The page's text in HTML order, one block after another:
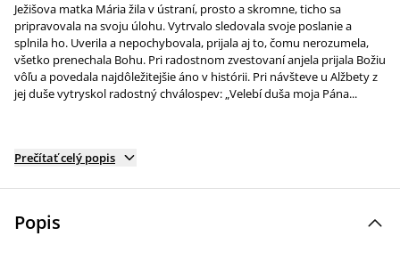
Ježišova matka Mária žila v ústraní, prosto a skromne, ticho sa
pripravovala na svoju úlohu. Vytrvalo sledovala svoje poslanie a
splnila ho. Uverila a nepochybovala, prijala aj to, čomu nerozumela,
všetko prenechala Bohu. Pri radostnom zvestovaní anjela prijala Božiu
vôľu a povedala najdôležitejšie áno v histórii. Pri návšteve u Alžbety z
jej duše vytryskol radostný chválospev: „Velebí duša moja Pána...
Prečítať celý popis
Popis